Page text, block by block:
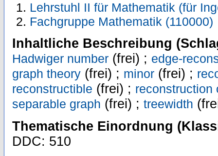
Lehrstuhl II für Mathematik (für
Fachgruppe Mathematik (110000)
Inhaltliche Beschreibung
Hadwiger number (frei) ; edge-
graph theory (frei) ; minor (frei) ;
reconstructible (frei) ; reconstruction
separable graph (frei) ; treewidth
Thematische Einordnung
DDC: 510